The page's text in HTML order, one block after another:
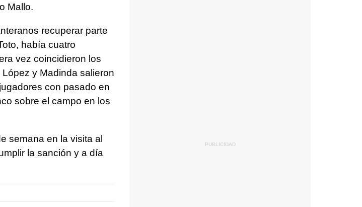
Mallo.
recuperar parte
había cuatro
vez coincidieron los
y Madinda salieron
con pasado en
sobre el campo en los
semana en la visita al
la sanción y a día